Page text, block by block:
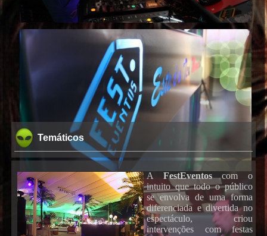
Temáticos
AFestEventoscom o
intuito que todo o público
se envolva de uma forma
diferenciada e divertida no
espectáculo, criou
intervenções com festas